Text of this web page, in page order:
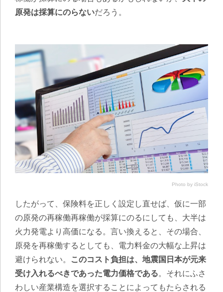
原発は採算にのらないだろう。
Photo by iStock
したがって、保険料を正しく設定し直せば、仮に一部
の原発の再稼働再稼働が採算にのるにしても、大半は
火力発電より高価になる。言い換えると、その場合、
原発を再稼働するとしても、電力料金の大幅な上昇は
避けられない。
このコスト負担は、地震国日本が元来
受け入れるべきであった電力価格である。それにふさ
わしい産業構造を選択することによってもたらされる